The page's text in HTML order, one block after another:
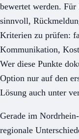
bewertet werden.
sinnvoll,
Kriterien zu prüfen:
Kommunikation,
Wer diese Punkte
Option nur auf den
Lösung auch unter
Gerade im
regionale